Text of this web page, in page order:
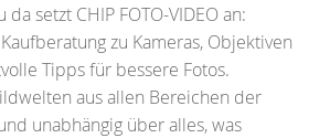
setzt CHIP FOTO-VIDEO an:
zu Kameras, Objektiven
Tipps für bessere Fotos.
aus allen Bereichen der
unabhängig über alles, was